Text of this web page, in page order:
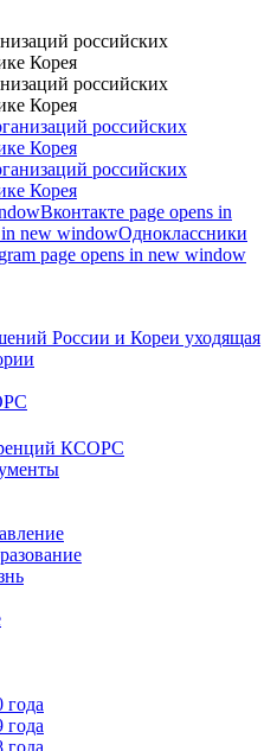
российских
Корея
российских
Корея
Вконтакте page opens in
in new windowОдноклассники
page opens in new window
России и Кореи уходящая
КСОРС
года
года
годa